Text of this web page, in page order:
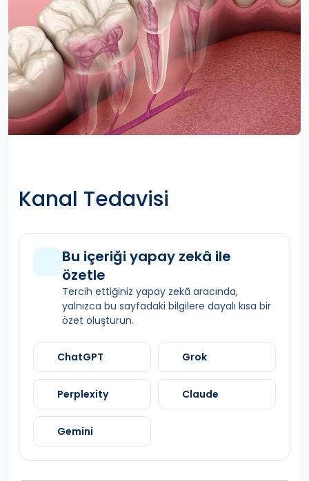
Kanal Tedavisi
Bu içeriği yapay zekâ ile
özetle
Tercih ettiğiniz yapay zekâ aracında,
yalnızca bu sayfadaki bilgilere dayalı kısa bir
özet oluşturun.
ChatGPT Grok
Perplexity Claude
Gemini